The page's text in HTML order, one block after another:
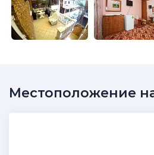
Местоположение